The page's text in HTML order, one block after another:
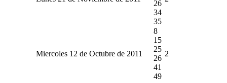
26
34
35
Miercoles 12 de Octubre de 2011
8
15
25
26
41
49
2